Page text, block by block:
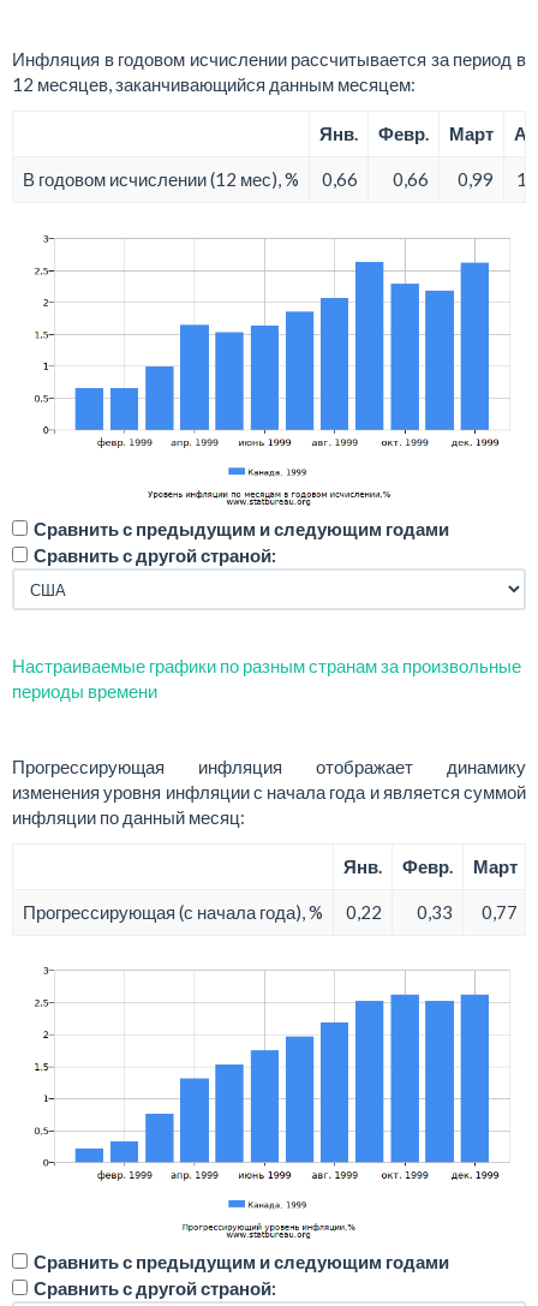
Инфляция в годовом исчислении рассчитывается за период в
12 месяцев, заканчивающийся данным месяцем:
Янв. Февр. Март
В годовом исчислении (12 мес), % 0,66 0,66 0,99
Сравнить с предыдущим и следующим годами
Сравнить с другой страной:
Настраиваемые графики по разным странам за произвольные
периоды времени
Прогрессирующая инфляция отображает динамику
изменения уровня инфляции с начала года и является суммой
инфляции по данный месяц:
Янв. Февр. Март
Прогрессирующая (с начала года), % 0,22 0,33 0,77
Сравнить с предыдущим и следующим годами
Сравнить с другой страной: